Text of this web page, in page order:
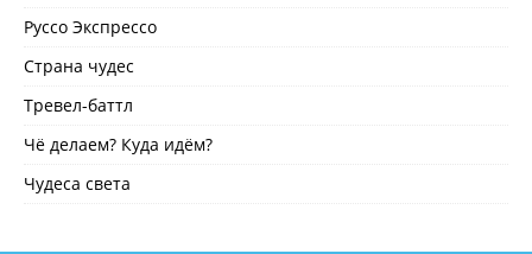
Руссо Экспрессо
Страна чудес
Тревел-баттл
Чё делаем? Куда идём?
Чудеса света